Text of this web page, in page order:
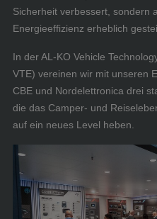
Sicherheit verbessert, sondern
Energieeffizienz erheblich
In der AL-KO Vehicle
VTE) vereinen wir mit unseren
CBE und Nordelettronica drei
die das Camper- und
auf ein neues Level heben.